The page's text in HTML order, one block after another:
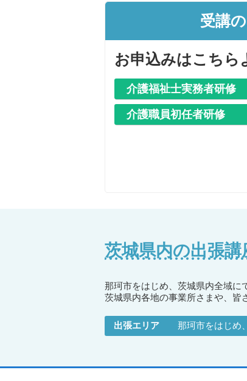
受講
お申込みはこちら
介護福祉士実務者研修
介護職員初任者研修
茨城県内の出張
那珂市をはじめ、茨城県内全域に
茨城県内各地の事業所さまや、皆
出張エリア 那珂市をはじめ